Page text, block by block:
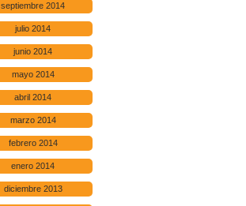
septiembre 2014
julio 2014
junio 2014
mayo 2014
abril 2014
marzo 2014
febrero 2014
enero 2014
diciembre 2013